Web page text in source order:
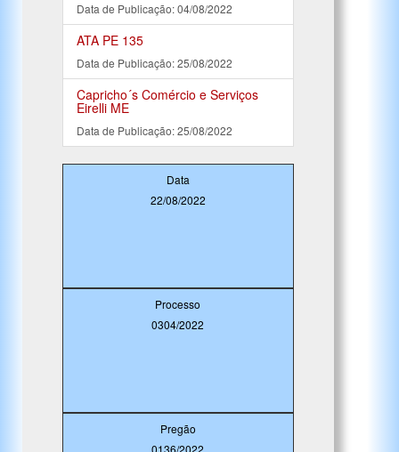
Data de Publicação: 04/08/2022
ATA PE 135
Data de Publicação: 25/08/2022
Capricho´s Comércio e Serviços
Eirelli ME
Data de Publicação: 25/08/2022
Data
22/08/2022
Processo
0304/2022
Pregão
0136/2022